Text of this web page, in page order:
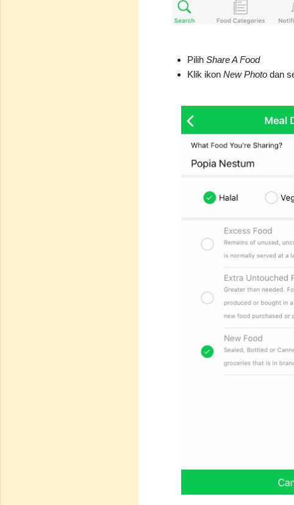
Pilih Share A Food
Klik ikon New Photo dan